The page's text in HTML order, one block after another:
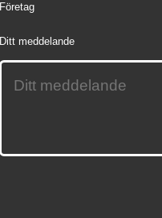
Företag
Ditt meddelande